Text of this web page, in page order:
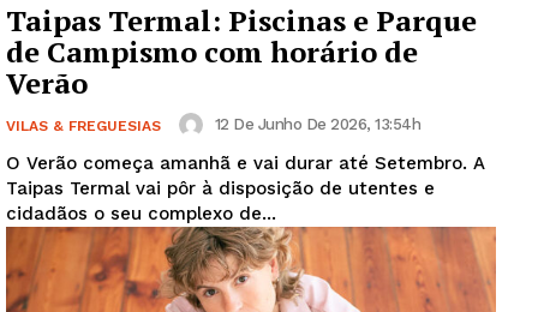
Taipas Termal: Piscinas e Parque
de Campismo com horário de
Verão
VILAS & FREGUESIAS 12 De Junho De 2026, 13:54h
O Verão começa amanhã e vai durar até Setembro. A
Taipas Termal vai pôr à disposição de utentes e
cidadãos o seu complexo de...